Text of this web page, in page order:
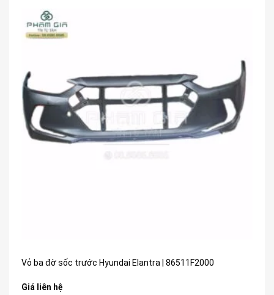
Vỏ ba đờ sốc trước Hyundai Elantra | 86511F2000
Giá liên hệ